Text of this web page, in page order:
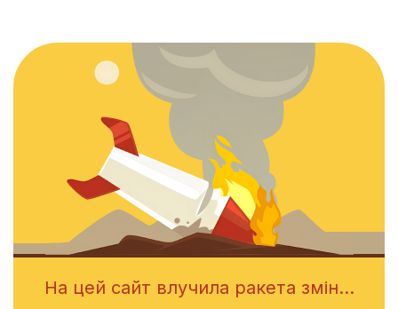
На цей сайт влучила ракета змін...